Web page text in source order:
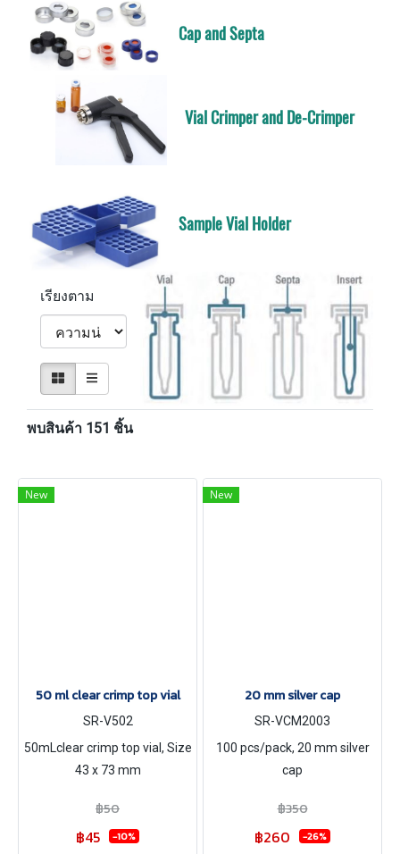
Cap and Septa
Vial Crimper and De-Crimper
Sample Vial Holder
เรียงตาม
พบสินค้า 151 ชิ้น
New
50 ml clear crimp top vial
SR-V502
50mLclear crimp top vial, Size
43 x 73 mm
฿50
฿45 -10%
New
20 mm silver cap
SR-VCM2003
100 pcs/pack, 20 mm silver
cap
฿350
฿260 -26%